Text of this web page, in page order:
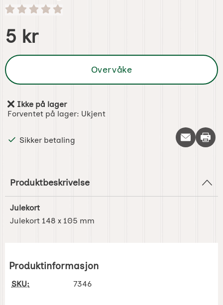
Handle dette produktet, Julekort Nisse med kattunger
pris
5 kr
Overvåke
Produkttilgjengelighet:
Ikke på lager
Forventet på lager: Ukjent
Sikker betaling Skriv
Produktbeskrivelse
Julekort
Julekort 148 x 105 mm
Produktinformasjon
SKU: 7346